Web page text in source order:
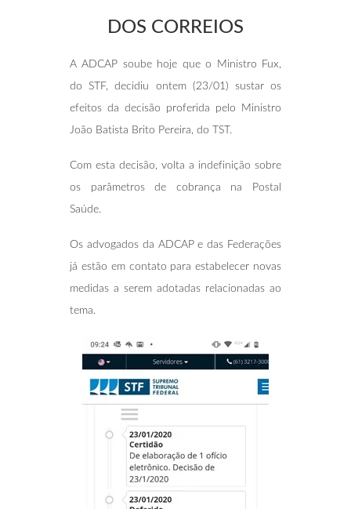
DOS CORREIOS
A ADCAP soube hoje que o Ministro Fux,
do STF, decidiu ontem (23/01) sustar os
efeitos da decisão proferida pelo Ministro
João Batista Brito Pereira, do TST.
Com esta decisão, volta a indefinição sobre
os parâmetros de cobrança na Postal
Saúde.
Os advogados da ADCAP e das Federações
já estão em contato para estabelecer novas
medidas a serem adotadas relacionadas ao
tema.